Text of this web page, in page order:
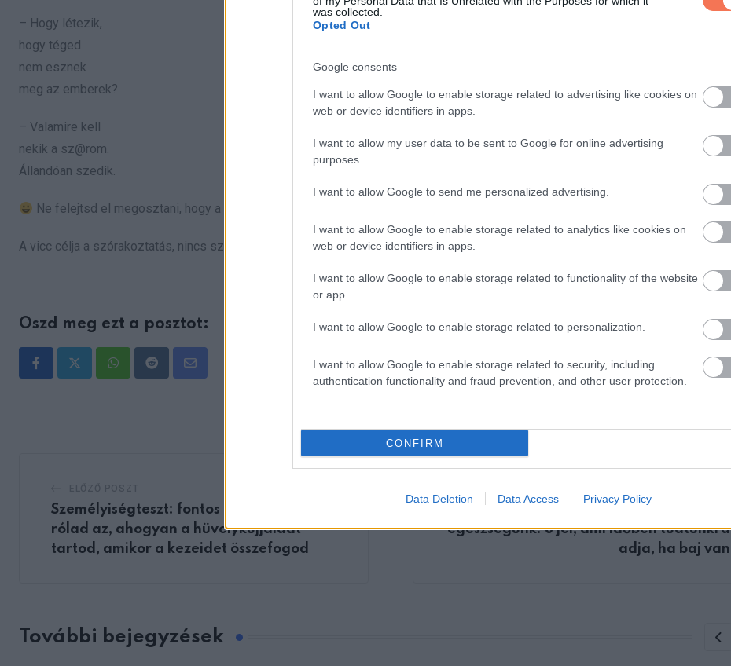
was collected.
Opted Out
Google consents
I want to allow Google to enable storage related to advertising like cookies on
web or device identifiers in apps.
I want to allow my user data to be sent to Google for online advertising
purposes.
I want to allow Google to send me personalized advertising.
I want to allow Google to enable storage related to analytics like cookies on
web or device identifiers in apps.
I want to allow Google to enable storage related to functionality of the website
or app.
I want to allow Google to enable storage related to personalization.
I want to allow Google to enable storage related to security, including
authentication functionality and fraud prevention, and other user protection.
CONFIRM
Data Deletion Data Access Privacy Policy
– Hogy létezik,
hogy téged
nem esznek
meg az emberek?
– Valamire kell
nekik a sz@rom.
Állandóan szedik.
Ne felejtsd el megosztani, hogy a barátaid is nevessenek egy jót!
A vicc célja a szórakoztatás, nincs szándékunkban senkit sem megbántani!
Oszd meg ezt a posztot:
WhatsappRedditShare
Személyiségteszt: fontos dolgot árul el
rólad az, ahogyan a hüvelykujjaidat
tartod, amikor a kezeidet összefogod
egészségünk: 8 jel, ami időben tudtunkra
adja, ha baj van
További bejegyzések